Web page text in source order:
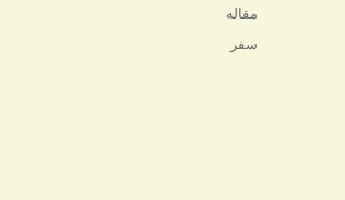
شده
دسته‌ها
مقاله
برچسب‌ها
سفر